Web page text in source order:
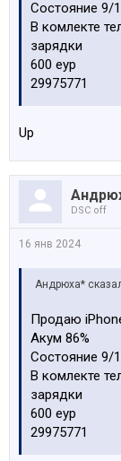
Состояние 9/
В комлекте
зарядки
600 еур
29975771
Посмотреть
Посмотреть
Up
DSC off
16 янв 2024
Андрюха*
Продаю
Акум 86%
Состояние 9/
В комлекте
зарядки
600 еур
29975771